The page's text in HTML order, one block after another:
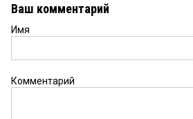
задержали сотрудники увд
Почему не садят тех
крышует банду Авдошина
Они же сотни Омичей и
Ваш комментарий
Имя
Комментарий